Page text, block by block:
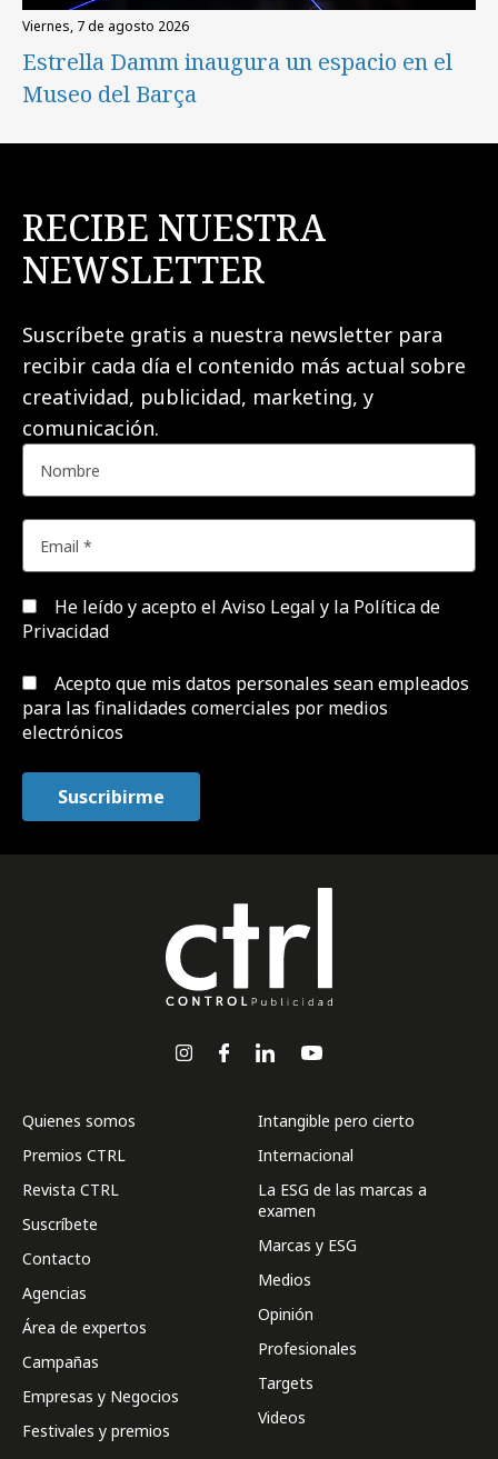
viernes, 7 de agosto 2026
Estrella Damm inaugura un espacio en el
Museo del Barça
RECIBE NUESTRA
NEWSLETTER
Suscríbete gratis a nuestra newsletter para
recibir cada día el contenido más actual sobre
creatividad, publicidad, marketing, y
comunicación.
He leído y acepto el Aviso Legal y la Política de
Privacidad
Acepto que mis datos personales sean empleados
para las finalidades comerciales por medios
electrónicos
Quienes somos
Premios CTRL
Revista CTRL
Suscríbete
Contacto
Agencias
Área de expertos
Campañas
Empresas y Negocios
Festivales y premios
Intangible pero cierto
Internacional
La ESG de las marcas a
examen
Marcas y ESG
Medios
Opinión
Profesionales
Targets
Videos